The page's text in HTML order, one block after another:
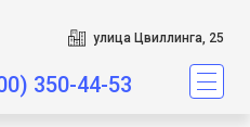
улица Цвиллинга, 25
350-44-53